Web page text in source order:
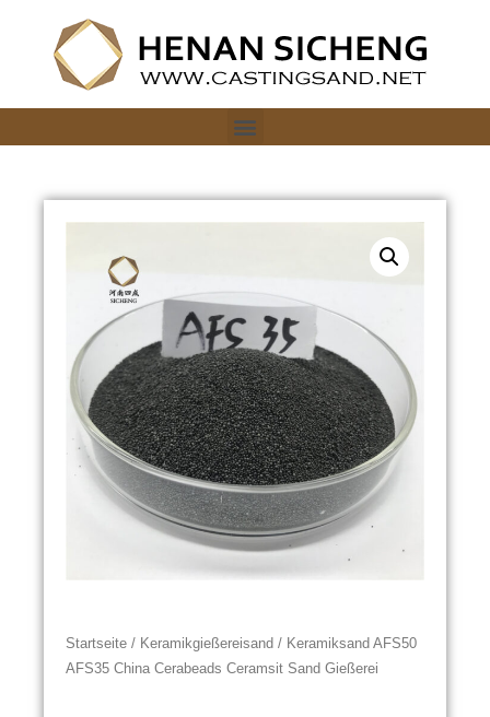
Startseite / Keramikgießereisand / Keramiksand AFS50
AFS35 China Cerabeads Ceramsit Sand Gießerei